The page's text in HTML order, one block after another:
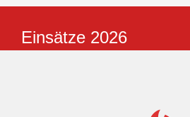
Einsätze 2026